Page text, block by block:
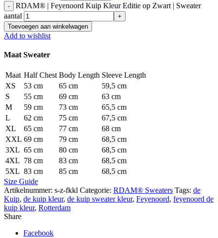
RDAM® | Feyenoord Kuip Kleur Editie op Zwart | Sweater
aantal
Toevoegen aan winkelwagen
Add to wishlist
Maat Sweater
Maat Half Chest Body Length Sleeve Length
XS
53 cm 65 cm
59,5 cm
S
55 cm 69 cm
63 cm
M
59 cm 73 cm
65,5 cm
L
62 cm 75 cm
67,5 cm
XL
65 cm 77 cm
68 cm
XXL 69 cm 79 cm
68,5 cm
3XL 65 cm 80 cm
68,5 cm
4XL 78 cm 83 cm
68,5 cm
5XL 83 cm 85 cm
68,5 cm
Size Guide
Artikelnummer: s-z-fkkl Categorie: RDAM® Sweaters Tags: de
Kuip, de kuip kleur, de kuip sweater kleur, Feyenoord, feyenoord de
kuip kleur, Rotterdam
Share
Facebook